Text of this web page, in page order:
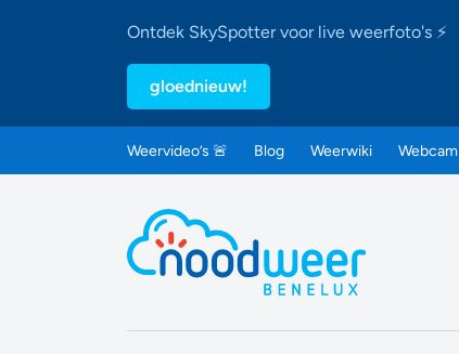
Ontdek SkySpotter voor live weerfoto's ⚡
gloednieuw!
Weervideo’s 🚨 Blog Weerwiki Webcam